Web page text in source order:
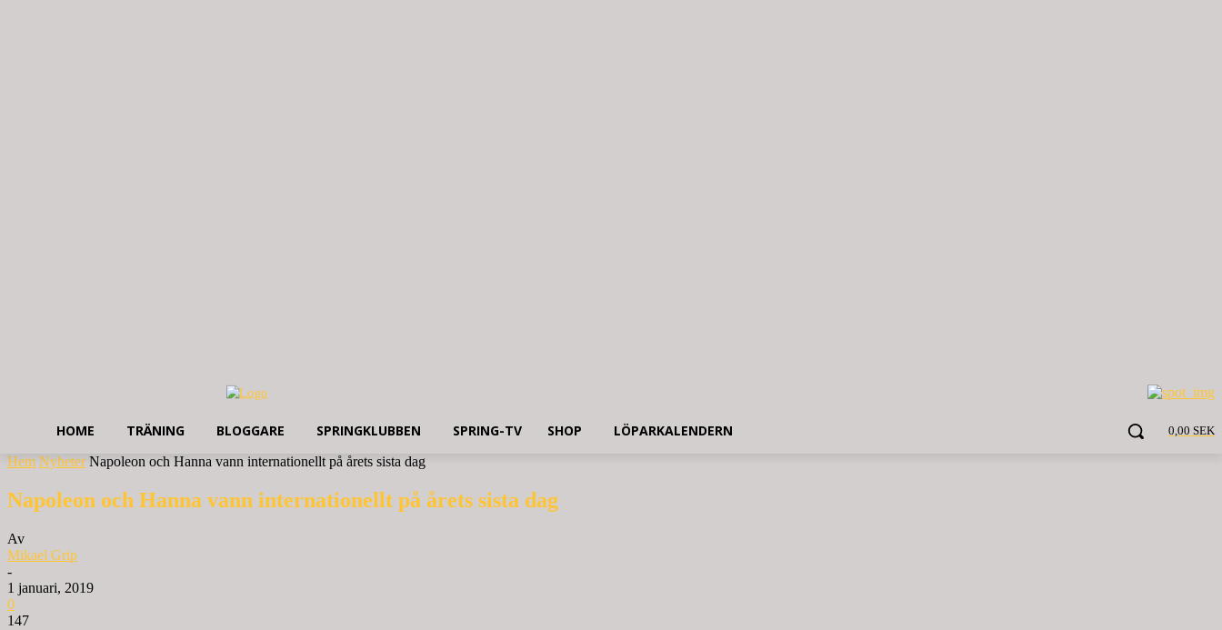
0,00 SEK
HOME TRÄNING BLOGGARE SPRINGKLUBBEN SPRING-TV SHOP LÖPARKALENDERN
Hem Nyheter Napoleon och Hanna vann internationellt på årets sista dag
Napoleon och Hanna vann internationellt på årets sista dag
Av
Mikael Grip
-
1 januari, 2019
0
147